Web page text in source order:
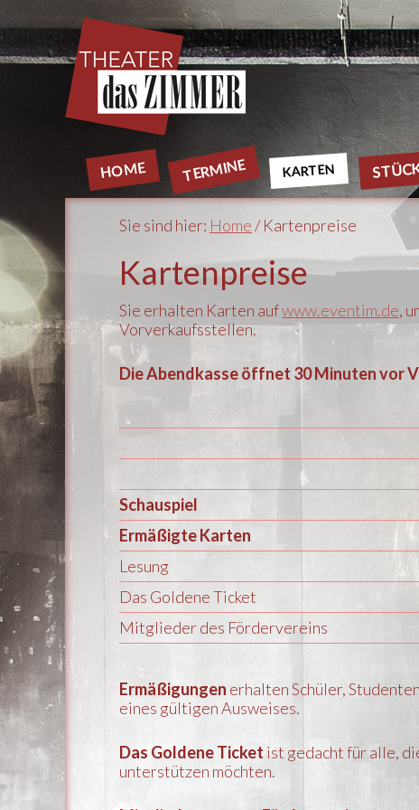
HOME TERMINE KARTEN
Sie sind hier: Home/ Kartenpreise
Kartenpreise
Sie erhalten Karten aufwww.eventim.de,
Vorverkaufsstellen.
Die Abendkasse öffnet 30 Minuten vor
Schauspiel
Ermäßigte Karten
Lesung
Das Goldene Ticket
Mitglieder des Fördervereins
Ermäßigungen erhalten Schüler,
eines gültigen Ausweises.
Das Goldene Ticket ist gedacht für alle,
unterstützen möchten.